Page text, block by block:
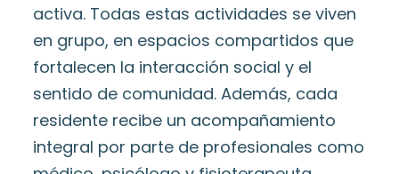
activa. Todas estas actividades se viven
en grupo, en espacios compartidos que
fortalecen la interacción social y el
sentido de comunidad. Además, cada
residente recibe un acompañamiento
integral por parte de profesionales como